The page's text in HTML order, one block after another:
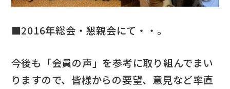
■2016年総会・懇親会にて・・。
今後も「会員の声」を参考に取り組んでまい
りますので、皆様からの要望、意見など率直